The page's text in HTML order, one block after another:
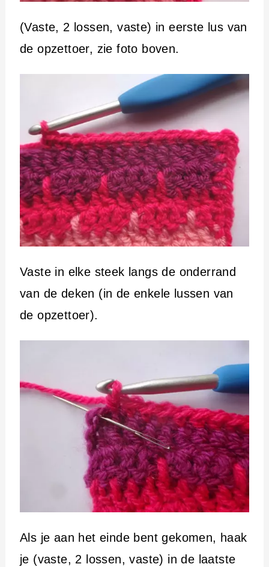
(Vaste, 2 lossen, vaste) in eerste lus van
de opzettoer, zie foto boven.
Vaste in elke steek langs de onderrand
van de deken (in de enkele lussen van
de opzettoer).
Als je aan het einde bent gekomen, haak
je (vaste, 2 lossen, vaste) in de laatste